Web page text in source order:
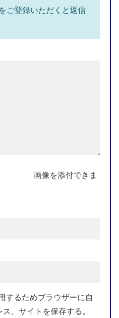
ご登録いただくと返信
画像を添付できま
するためブラウザーに自
、サイトを保存する。